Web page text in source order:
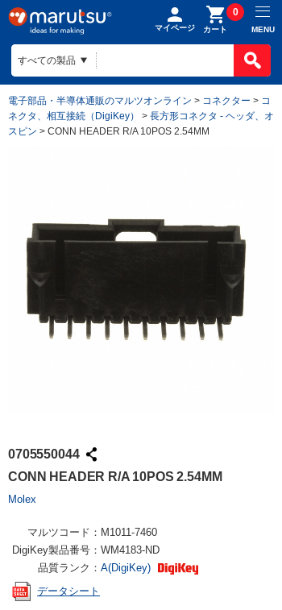
マイページ カート
0
MENU
電子部品・半導体通販のマルツオンライン > コネクター > コ
ネクタ、相互接続（DigiKey）
> 長方形コネクタ - ヘッダ、オ
スピン > CONN HEADER R/A 10POS 2.54MM
0705550044
CONN HEADER R/A 10POS 2.54MM
Molex
マルツコード： M1011-7460
DigiKey製品番号： WM4183-ND
品質ランク： A(DigiKey)
データシート